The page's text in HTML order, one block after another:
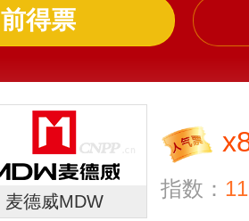
得票
麦德威MDW
x
指数：